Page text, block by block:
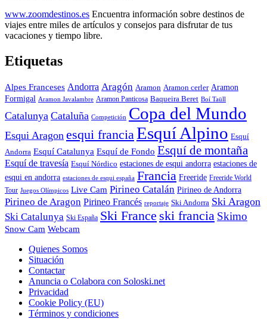
www.zoomdestinos.es Encuentra información sobre destinos de
viajes entre miles de artículos y consejos para disfrutar de tus
vacaciones y tiempo libre.
Etiquetas
Alpes Franceses Andorra Aragón Aramon Aramon cerler Aramon
Formigal Aramon Javalambre Aramon Panticosa Baqueira Beret Boí Taüll
Catalunya Cataluña Competición Copa del Mundo
Esqui Aragon esqui francia Esquí Alpino Esquí
Andorra Esquí Catalunya Esquí de Fondo Esquí de montaña
Esquí de travesía Esquí Nórdico estaciones de esqui andorra estaciones de
esqui en andorra estaciones de esqui españa Francia Freeride Freeride World
Tour Juegos Olímpicos Live Cam Pirineo Catalán Pirineo de Andorra
Pirineo de Aragon Pirineo Francés reportaje Ski Andorra Ski Aragon
Ski Catalunya Ski España Ski France ski francia Skimo
Snow Cam Webcam
Quienes Somos
Situación
Contactar
Anuncia o Colabora con Soloski.net
Privacidad
Cookie Policy (EU)
Términos y condiciones